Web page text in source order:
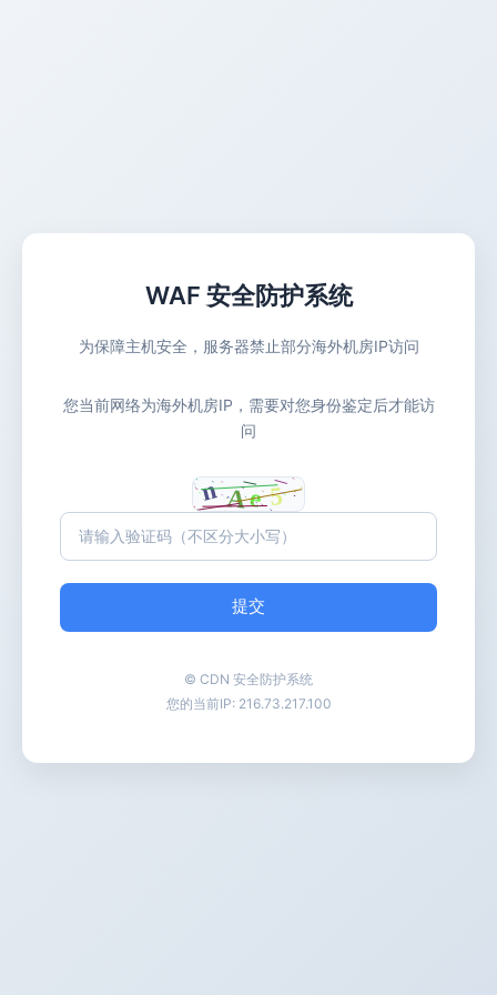
WAF 安全防护系统
为保障主机安全，服务器禁止部分海外机房IP访问
您当前网络为海外机房IP，需要对您身份鉴定后才能访
问
提交
© CDN 安全防护系统
您的当前IP: 216.73.217.100